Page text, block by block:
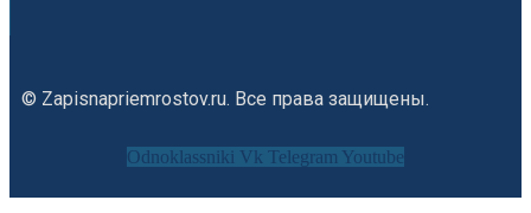
© Zapisnapriemrostov.ru. Все права защищены.
Odnoklassniki Vk Telegram Youtube